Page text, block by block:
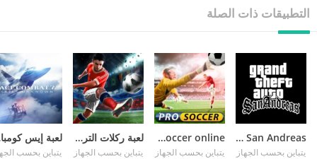
التطبيقات ذات الصلة
GTA San Andreas
يتباين بحسب الجهاز
pro soccer online مهكرة
يتباين بحسب الجهاز
لعبة ركلات الترجيح
يتباين بحسب الجهاز يتباين بحسب